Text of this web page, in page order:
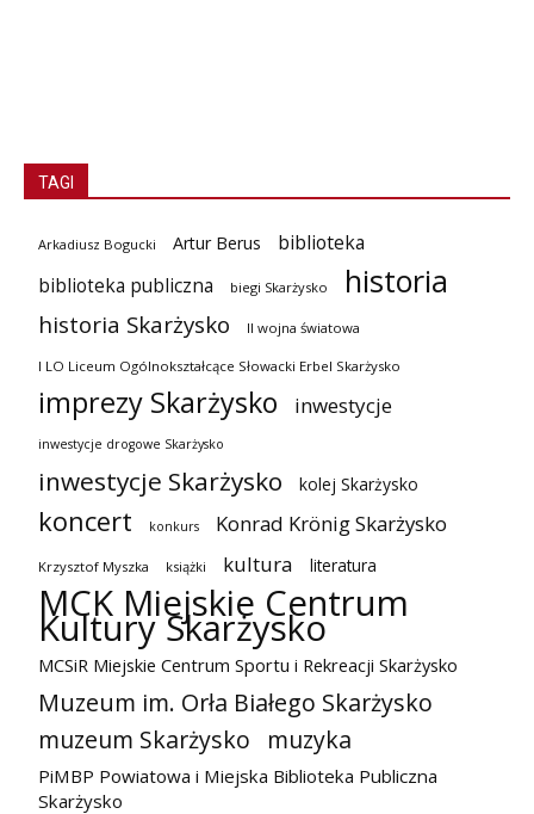
TAGI
Arkadiusz Bogucki Artur Berus
biblioteka
biblioteka publiczna
biegi Skarżysko historia
historia Skarżysko II wojna światowa
I LO Liceum Ogólnokształcące Słowacki Erbel Skarżysko
imprezy Skarżysko inwestycje
inwestycje drogowe Skarżysko
inwestycje Skarżysko kolej Skarżysko
koncert konkurs Konrad Krönig Skarżysko
Krzysztof Myszka książki kultura literatura
MCK Miejskie Centrum
Kultury Skarżysko
MCSiR Miejskie Centrum Sportu i Rekreacji Skarżysko
Muzeum im. Orła Białego Skarżysko
muzeum Skarżysko
muzyka
PiMBP Powiatowa i Miejska Biblioteka Publiczna
Skarżysko